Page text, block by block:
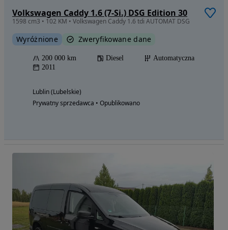
Volkswagen Caddy 1.6 (7-Si.) DSG Edition 30
1598 cm3 • 102 KM • Volkswagen Caddy 1.6 tdi AUTOMAT DSG
Wyróżnione Zweryfikowane dane
200 000 km Diesel
Automatyczna
2011
Lublin (Lubelskie)
Prywatny sprzedawca • Opublikowano